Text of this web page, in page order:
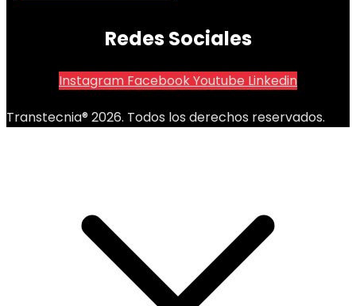
Redes Sociales
Instagram FacebookYoutube Linkedin
Transtecnia® 2026. Todos los derechos reservados.